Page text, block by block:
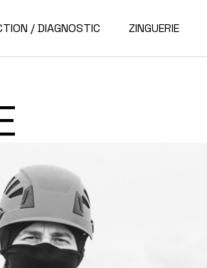
/ DIAGNOSTIC ZINGUERIE